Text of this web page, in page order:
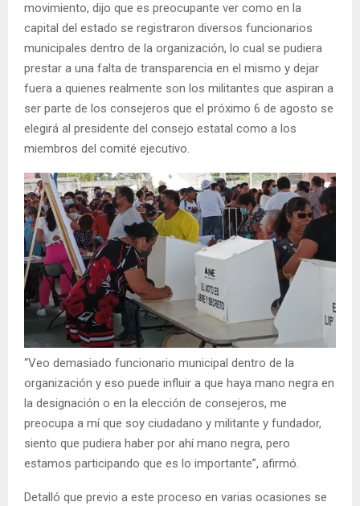
movimiento, dijo que es preocupante ver como en la
capital del estado se registraron diversos funcionarios
municipales dentro de la organización, lo cual se pudiera
prestar a una falta de transparencia en el mismo y dejar
fuera a quienes realmente son los militantes que aspiran a
ser parte de los consejeros que el próximo 6 de agosto se
elegirá al presidente del consejo estatal como a los
miembros del comité ejecutivo.
“Veo demasiado funcionario municipal dentro de la
organización y eso puede influir a que haya mano negra en
la designación o en la elección de consejeros, me
preocupa a mí que soy ciudadano y militante y fundador,
siento que pudiera haber por ahí mano negra, pero
estamos participando que es lo importante”, afirmó.
Detalló que previo a este proceso en varias ocasiones se